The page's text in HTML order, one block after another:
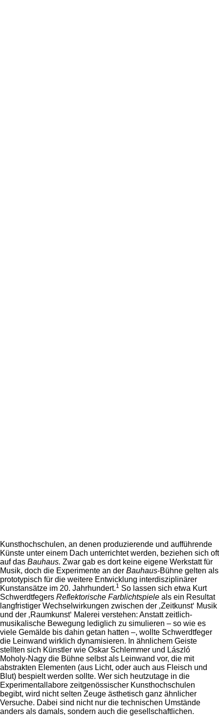
Kunsthochschulen, an denen produzierende und aufführende
Künste unter einem Dach unterrichtet werden, beziehen sich oft
auf das Bauhaus. Zwar gab es dort keine eigene Werkstatt für
Musik, doch die Experimente an der Bauhaus-Bühne gelten als
prototypisch für die weitere Entwicklung interdisziplinärer
Kunstansätze im 20. Jahrhundert.1 So lassen sich etwa Kurt
Schwerdtfegers Reflektorische Farblichtspiele als ein Resultat
langfristiger Wechselwirkungen zwischen der ‚Zeitkunst‘ Musik
und der ‚Raumkunst‘ Malerei verstehen: Anstatt zeitlich-
musikalische Bewegung lediglich zu simulieren – so wie es
viele Gemälde bis dahin getan hatten –, wollte Schwerdtfeger
die Leinwand wirklich dynamisieren. In ähnlichem Geiste
stellten sich Künstler wie Oskar Schlemmer und László
Moholy-Nagy die Bühne selbst als Leinwand vor, die mit
abstrakten Elementen (aus Licht, oder auch aus Fleisch und
Blut) bespielt werden sollte. Wer sich heutzutage in die
Experimentallabore zeitgenössischer Kunsthochschulen
begibt, wird nicht selten Zeuge ästhetisch ganz ähnlicher
Versuche. Dabei sind nicht nur die technischen Umstände
anders als damals, sondern auch die gesellschaftlichen.